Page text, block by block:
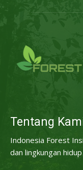
Tentang
Indonesia Forest
dan lingkungan